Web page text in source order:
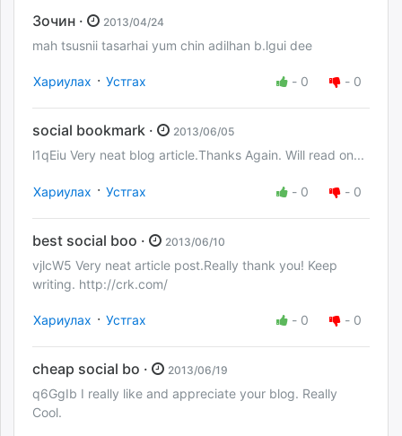
Зочин · 2013/04/24
mah tsusnii tasarhai yum chin adilhan b.lgui dee
Хариулах · Устгах - 0 - 0
social bookmark · 2013/06/05
l1qEiu Very neat blog article.Thanks Again. Will read on...
Хариулах · Устгах - 0 - 0
best social boo · 2013/06/10
vjlcW5 Very neat article post.Really thank you! Keep
writing. http://crk.com/
Хариулах · Устгах - 0 - 0
cheap social bo · 2013/06/19
q6GgIb I really like and appreciate your blog. Really
Cool.